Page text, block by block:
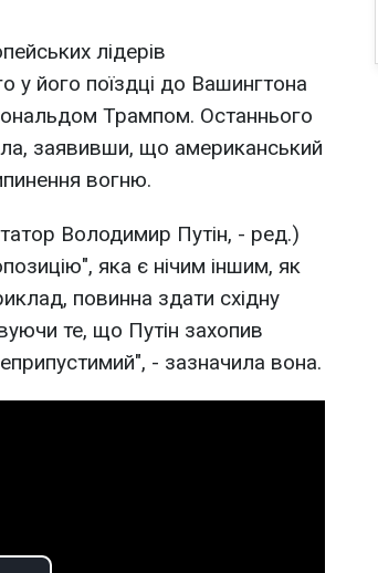
лідерів
у його поїздці до Вашингтона
Трампом. Останнього
заявивши, що американський
вогню.
Володимир Путін, - ред.)
яка є нічим іншим, як
повинна здати східну
те, що Путін захопив
- зазначила вона.